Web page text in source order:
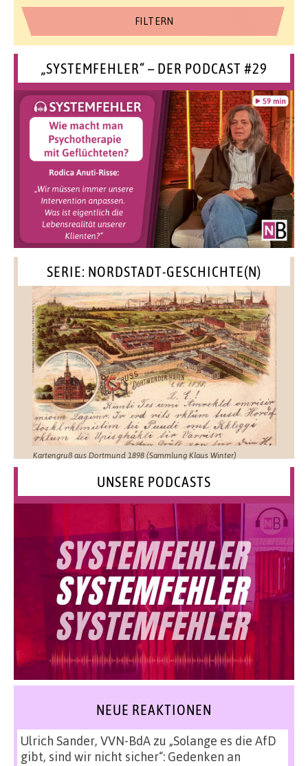
„SYSTEMFEHLER“ – DER PODCAST #29
SERIE: NORDSTADT-GESCHICHTE(N)
Kartengruß aus Dortmund 1898 (Sammlung Klaus Winter)
UNSERE PODCASTS
NEUE REAKTIONEN
Ulrich Sander, VVN-BdAzu „Solange es die AfD
gibt, sind wir nicht sicher“: Gedenken an